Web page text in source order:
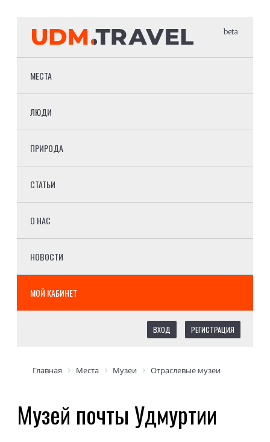
beta
МЕСТА
ЛЮДИ
ПРИРОДА
СТАТЬИ
О НАС
НОВОСТИ
МОЙ КАБИНЕТ
ВХОД РЕГИСТРАЦИЯ
Главная Места Музеи Отраслевые музеи
Музей почты Удмуртии